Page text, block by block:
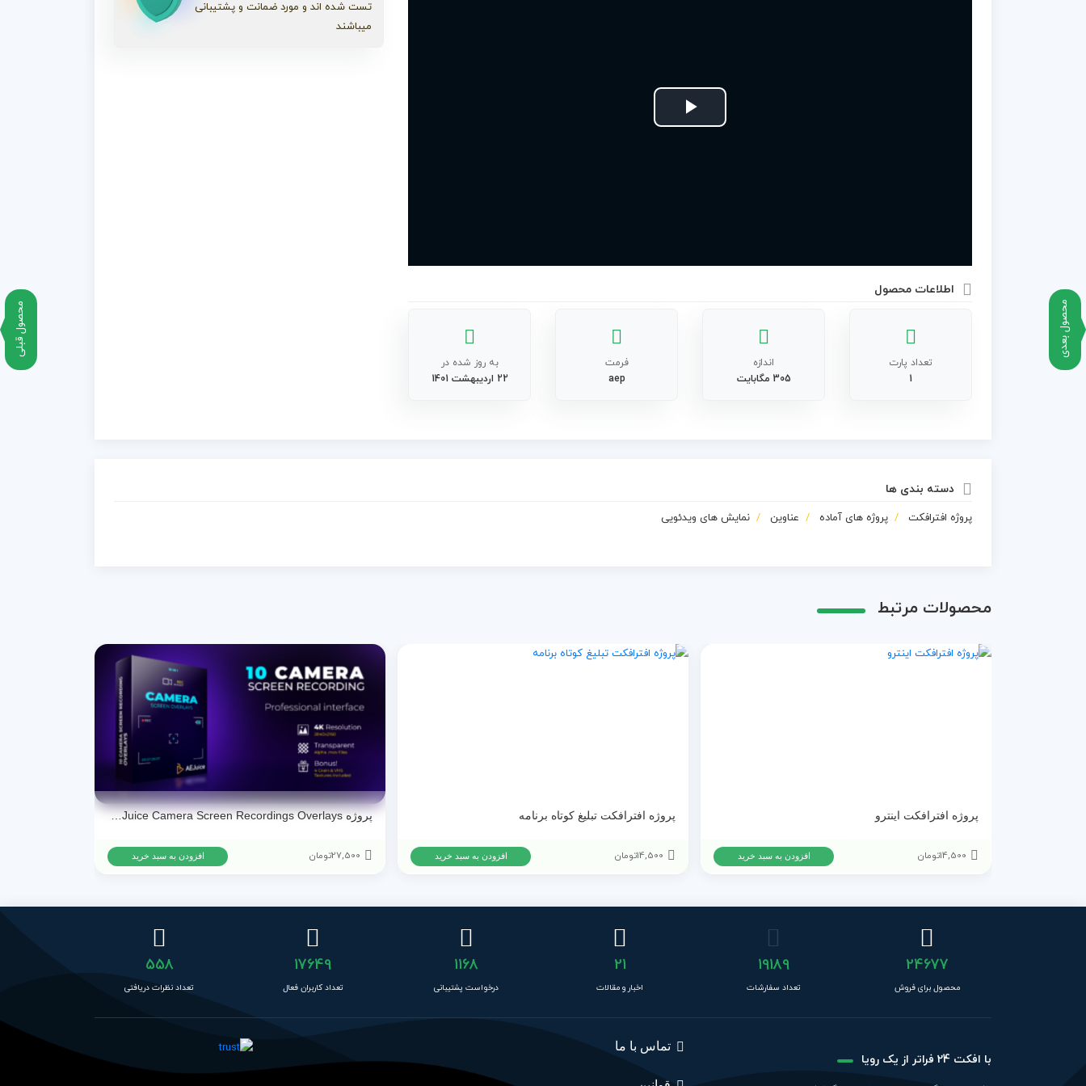
محصول قبلی محصول بعدی
Play
اطلاعات محصول
تعداد پارت
1
اندازه
305 مگابایت
فرمت
aep
به روز شده در
22 اردیبهشت 1401
تست شده اند و مورد ضمانت و پشتیبانی
میباشند
دسته بندی ها
پروژه افترافکت پروژه های آماده عناوین نمایش های ویدئویی
محصولات مرتبط
پروژه افترافکت اینترو
14,500تومان افزودن به سبد خرید
پروژه افترافکت تبلیغ کوتاه برنامه
14,500تومان افزودن به سبد خرید
پروژه AEJuice Camera Screen Recordings Overlays برای پریمیر پرو و افترافکت
27,500تومان افزودن به سبد خرید
24677
محصول برای فروش
19189
تعداد سفارشات
21
اخبار و مقالات
1168
درخواست پشتیبانی
17649
تعداد کاربران فعال
558
تعداد نظرات دریافتی
با افکت 24 فراتر از یک رویا
تماس با ما